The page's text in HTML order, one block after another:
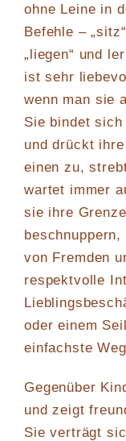
ohne Leine in
Befehle –
„liegen“ und
ist sehr
wenn man sie
Sie bindet
und drückt
einen zu,
wartet immer
sie ihre
von Fremden
respektvolle
oder einem
einfachste
Gegenüber
und zeigt
Sie verträgt